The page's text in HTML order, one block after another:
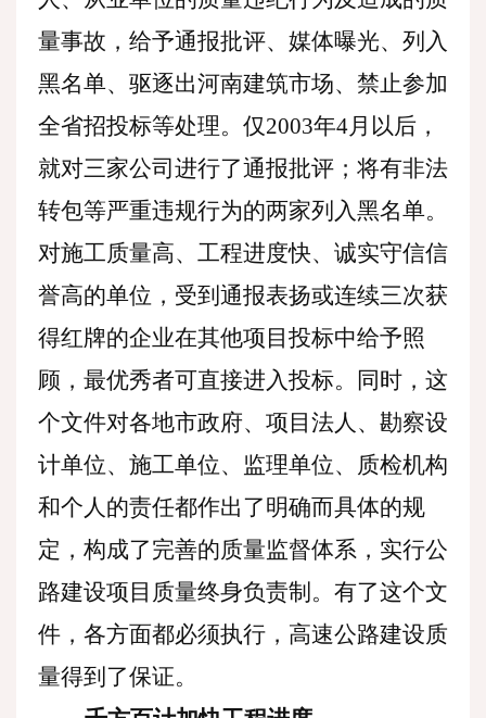
量事故，给予通报批评、媒体曝光、列入
黑名单、驱逐出河南建筑市场、禁止参加
全省招投标等处理。仅2003年4月以后，
就对三家公司进行了通报批评；将有非法
转包等严重违规行为的两家列入黑名单。
对施工质量高、工程进度快、诚实守信信
誉高的单位，受到通报表扬或连续三次获
得红牌的企业在其他项目投标中给予照
顾，最优秀者可直接进入投标。同时，这
个文件对各地市政府、项目法人、勘察设
计单位、施工单位、监理单位、质检机构
和个人的责任都作出了明确而具体的规
定，构成了完善的质量监督体系，实行公
路建设项目质量终身负责制。有了这个文
件，各方面都必须执行，高速公路建设质
量得到了保证。